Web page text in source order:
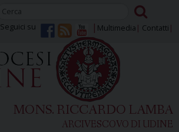
Multimedia Contatti
Seguici su
MONS. RICCARDO LAMBA
ARCIVESCOVO DI UDINE